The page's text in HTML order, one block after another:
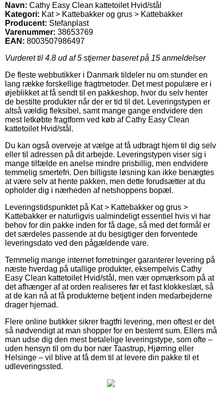
Navn: Cathy Easy Clean kattetoilet Hvid/stål
Kategori: Kat > Kattebakker og grus > Kattebakker
Producent: Stefanplast
Varenummer: 38653769
EAN: 8003507986497
Vurderet til 4.8 ud af 5 stjerner baseret på 15 anmeldelser
De fleste webbutikker i Danmark tildeler nu om stunder en
lang række forskellige fragtmetoder. Det mest populære er i
øjeblikket at få sendt til en pakkeshop, hvor du selv henter
de bestilte produkter når der er tid til det. Leveringstypen er
altså vældig fleksibel, samt mange gange endvidere den
mest letkøbte fragtform ved køb af Cathy Easy Clean
kattetoilet Hvid/stål.
Du kan også overveje at vælge at få udbragt hjem til dig selv
eller til adressen på dit arbejde. Leveringstypen viser sig i
mange tilfælde en anelse mindre prisbillig, men endvidere
temmelig smertefri. Den billigste løsning kan ikke benægtes
at være selv at hente pakken, men dette forudsætter at du
opholder dig i nærheden af netshoppens bopæl.
Leveringstidspunktet på Kat > Kattebakker og grus >
Kattebakker er naturligvis ualmindeligt essentiel hvis vi har
behov for din pakke inden for få dage, så med det formål er
det særdeles passende at du besigtiger den forventede
leveringsdato ved den pågældende vare.
Temmelig mange internet forretninger garanterer levering på
næste hverdag på utallige produkter, eksempelvis Cathy
Easy Clean kattetoilet Hvid/stål, men vær opmærksom på at
det afhænger af at orden realiseres før et fast klokkeslæt, så
at de kan nå at få produkterne betjent inden medarbejderne
drager hjemad.
Flere online butikker sikrer fragtfri levering, men oftest er det
så nødvendigt at man shopper for en bestemt sum. Ellers må
man udse dig den mest betalelige leveringstype, som ofte –
uden hensyn til om du bor nær Taastrup, Hjørring eller
Helsinge – vil blive at få dem til at levere din pakke til et
udleveringssted.